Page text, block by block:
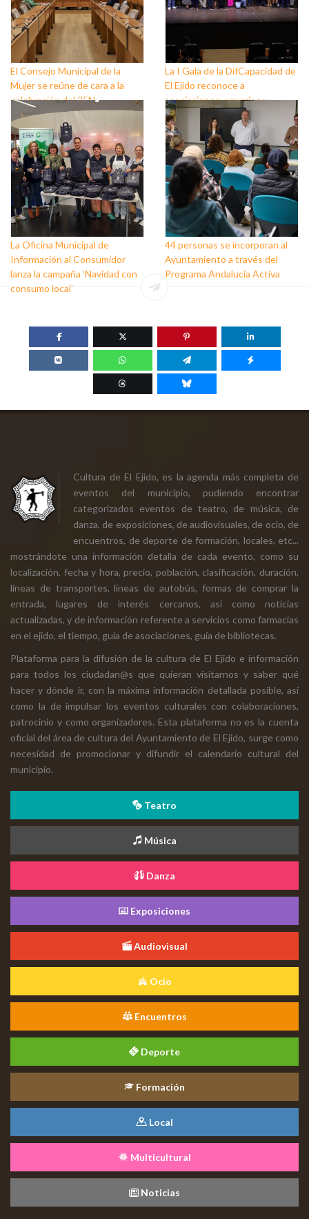
El Consejo Municipal de la
Mujer se reúne de cara a la
celebración del 25N
La I Gala de la DifCapacidad de
El Ejido reconoce a
asociaciones, usuarios y
personas que trabajan a favor
de este colectivo
La Oficina Municipal de
Información al Consumidor
lanza la campaña ‘Navidad con
consumo local’
44 personas se incorporan al
Ayuntamiento a través del
Programa Andalucía Activa
Cultura de El Ejido, es la agenda más completa de
eventos del municipio, pudiendo encontrar
categorizados eventos de teatro, de música, de
danza, de exposiciones, de audiovisuales, de ocio, de
encuentros, de deporte de formación, locales, etc...
mostrándote una información detalla de cada evento, como su
localización, fecha y hora, precio, población, clasificación, duración,
líneas de transportes, líneas de autobús, formas de comprar la
entrada, lugares de interés cercanos, así como noticias
actualizadas, y de información referente a servicios como farmacias
en el ejido, el tiempo, guía de asociaciones, guía de bibliotecas.
Plataforma para la difusión de la cultura de El Ejido e información
para todos los ciudadan@s que quieran visitarnos y saber qué
hacer y dónde ir, con la máxima información detallada posible, así
como la de impulsar los eventos culturales con colaboraciones,
patrocinio y como organizadores. Esta plataforma no es la cuenta
oficial del área de cultura del Ayuntamiento de El Ejido, surge como
necesidad de promocionar y difundir el calendario cultural del
municipio.
Teatro
Música
Danza
Exposiciones
Audiovisual
Ocio
Encuentros
Deporte
Formación
Local
Multicultural
Noticias